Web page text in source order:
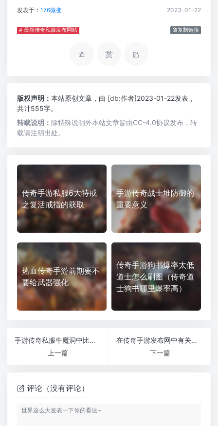
发表于： 176微变 2023-01-22
# 最新传奇私服发布网站 复制链接
赏
版权声明： 本站原创文章，由 [db:作者]2023-01-22发表，
共计555字。
转载说明： 除特殊说明外本站文章皆由CC-4.0协议发布，转
载请注明出处。
传奇手游私服6大特戒
之复活戒指的获取
手游传奇战士堆防御的
重要意义
热血传奇手游前期要不
要给武器强化
传奇手游狗书爆率太低
道士怎么刷图（传奇道
士狗书哪里爆率高）
手游传奇私服牛魔洞中比较强的小boss
上一篇
在传奇手游发布网中有关于符石的选择与培养
下一篇
评论（没有评论）